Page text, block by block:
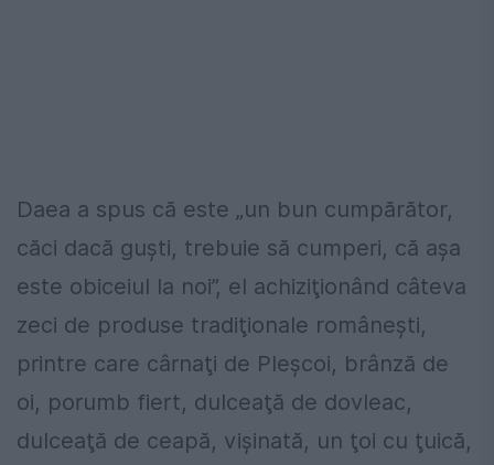
Daea a spus că este „un bun cumpărător,
căci dacă guşti, trebuie să cumperi, că aşa
este obiceiul la noi”, el achiziţionând câteva
zeci de produse tradiţionale româneşti,
printre care cârnaţi de Pleşcoi, brânză de
oi, porumb fiert, dulceaţă de dovleac,
dulceaţă de ceapă, vişinată, un ţoi cu ţuică,